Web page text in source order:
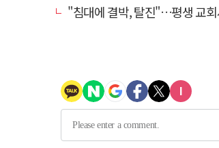
"침대에 결박, 탈진"…평생 교회서 산